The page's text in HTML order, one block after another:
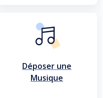
Déposer une
Musique